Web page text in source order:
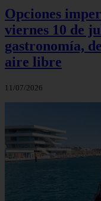
Opciones
viernes 10 de
gastronomía,
aire libre
11/07/2026